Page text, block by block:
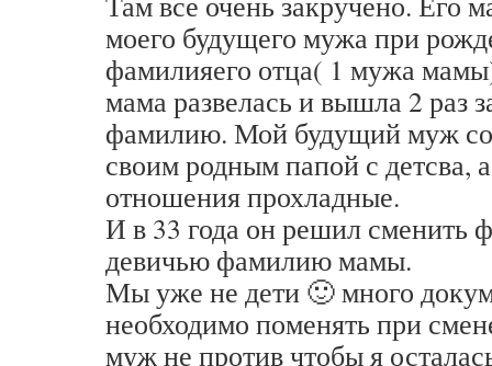
моего будущего мужа при
фамилияего отца( 1 мужа
мама развелась и вышла 2 раз
фамилию. Мой будущий муж
своим родным папой с детсва,
отношения прохладные.
И в 33 года он решил сменить
девичью фамилию мамы.
Мы уже не дети 🙂 много
необходимо поменять при
муж не против чтобы я